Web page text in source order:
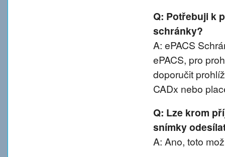
Q: Potřebuji k
schránky?
A: ePACS
ePACS, pro
doporučit
CADx nebo
Q: Lze krom
snímky
A: Ano, toto